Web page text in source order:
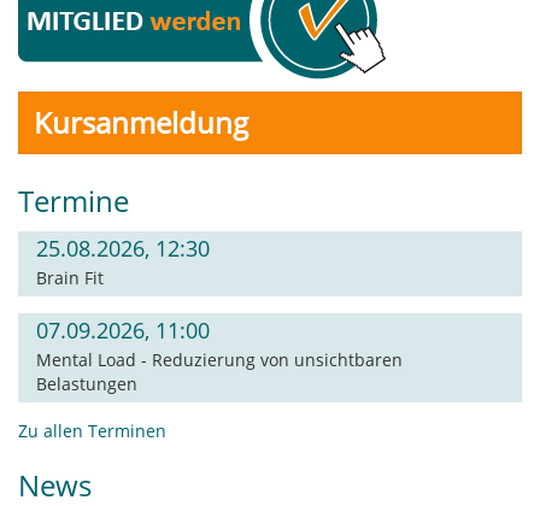
Kursanmeldung
Termine
25.08.2026, 12:30
Brain Fit
07.09.2026, 11:00
Mental Load - Reduzierung von unsichtbaren
Belastungen
Zu allen Terminen
News